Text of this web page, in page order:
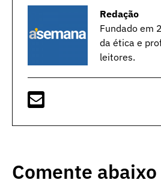
Redação
Fundado em
da ética e
leitores.
Comente abaixo